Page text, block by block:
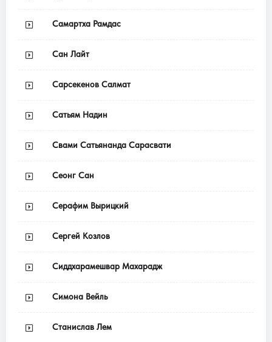
Самартха Рамдас
Сан Лайт
Сарсекенов Салмат
Сатьям Надин
Свами Сатьянанда Сарасвати
Сеонг Сан
Серафим Вырицкий
Сергей Козлов
Сиддхарамешвар Махарадж
Симона Вейль
Станислав Лем